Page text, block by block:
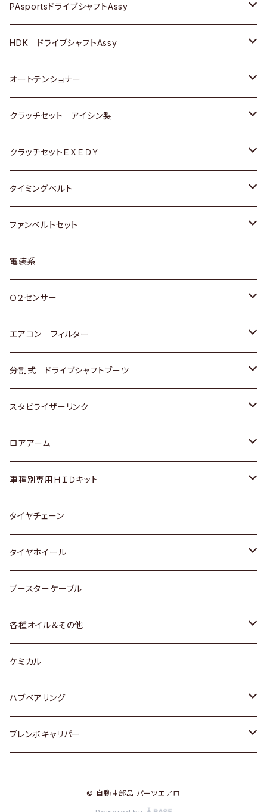
スバル
ＢＥＮＺ
スバル
三菱
スバル
マツダ
三菱
スバル
ダイハツ
マツダ
三菱
スバル
ダイハツ
マツダ
三菱
スバル
スズキ
日産
いすゞ
ダイハツ
マツダ
三菱
スバル
日野
ＢＥＮＺ
ＢＭＷ
GOLF
ＷＡＧＥＮ
アストロ（シボレー）
クライスラー
ＢＥＮＺ
ＢＭＷ
ＷＡＧＥＮ
ＶＯＬＶＯ
PAsportsドライブシャフトAssy
トヨタ
ホンダ
スズキ
日産
ダイハツ
マツダ
三菱
スバル
HDK ドライブシャフトAssy
スズキ
ダイハツ
日産
ホンダ
マツダ
オートテンショナー
トヨタ
クラッチセット アイシン製
ホンダ
スズキ
ダイハツ
マツダ
三菱
スバル
クラッチセットＥＸＥＤＹ
ホンダ
スズキ
日産
ダイハツ
マツダ
三菱
スバル
タイミングベルト
トヨタ
スズキ
ダイハツ
三菱
スバル
ファンベルトセット
トヨタ
ホンダ
スズキ
日産
いすゞ
ダイハツ
マツダ
三菱
スバル
レクサス
電装系
Ｏ２センサー
トヨタ
ホンダ
スズキ
日産
ダイハツ
マツダ
三菱
スバル
エアコン フィルター
トヨタ
ホンダ
スズキ
日産
いすゞ
ダイハツ
マツダ
三菱
スバル
分割式 ドライブシャフトブーツ
トヨタ
ホンダ
スズキ
日産
ダイハツ
スバル
スタビライザーリンク
トヨタ
ホンダ
スズキ
日産
ダイハツ
マツダ
ロアアーム
ホンダ
スズキ
日産
ダイハツ
マツダ
スバル
車種別専用ＨＩＤキット
トヨタ
マツダ
タイヤチェーン
タイヤホイール
トヨタ
ホンダ
スズキ
日産
ダイハツ
ブースターケーブル
各種オイル＆その他
ディーデル洗浄添加剤
ケミカル
ハブベアリング
トヨタ
ブレンボキャリパー
© 自動車部品 パーツエアロ